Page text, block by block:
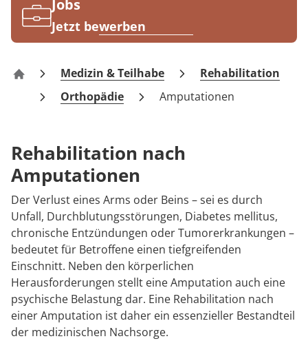
Jobs
Jetzt bewerben
MEDIAN Kliniken
Medizin & Teilhabe
Rehabilitation
Orthopädie
Amputationen
Rehabilitation nach
Amputationen
Der Verlust eines Arms oder Beins – sei es durch
Unfall, Durchblutungsstörungen, Diabetes mellitus,
chronische Entzündungen oder Tumorerkrankungen –
bedeutet für Betroffene einen tiefgreifenden
Einschnitt. Neben den körperlichen
Herausforderungen stellt eine Amputation auch eine
psychische Belastung dar. Eine Rehabilitation nach
einer Amputation ist daher ein essenzieller Bestandteil
der medizinischen Nachsorge.